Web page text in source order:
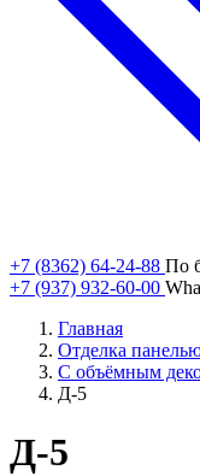
+7 (8362) 64-24-88 По
+7 (937) 932-60-00
Главная
Отделка
С объёмным
Д-5
Д-5